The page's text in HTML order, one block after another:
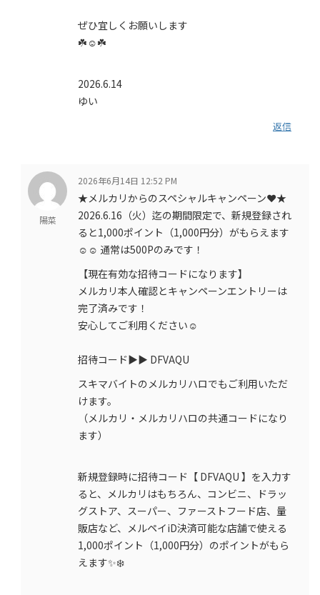
ぜひ宜しくお願いします‍
☘️☺️☘️
2026.6.14
ゆい
返信
陽菜
2026年6月14日 12:52 PM
★メルカリからのスペシャルキャンペーン❤️★
2026.6.16（火）迄の期間限定で、新規登録され
ると1,000ポイント（1,000円分）がもらえます
☺️☺️ 通常は500Pのみです！
【現在有効な招待コードになります】
メルカリ本人確認とキャンペーンエントリーは
完了済みです！
安心してご利用ください☺️
招待コード▶︎▶︎ DFVAQU
スキマバイトのメルカリハロでもご利用いただ
けます。
（メルカリ・メルカリハロの共通コードになり
ます）
新規登録時に招待コード【 DFVAQU 】を入力す
ると、メルカリはもちろん、コンビニ、ドラッ
グストア、スーパー、ファーストフード店、量
販店など、メルペイiD決済可能な店舗で使える
1,000ポイント（1,000円分）のポイントがもら
えます✨❄️